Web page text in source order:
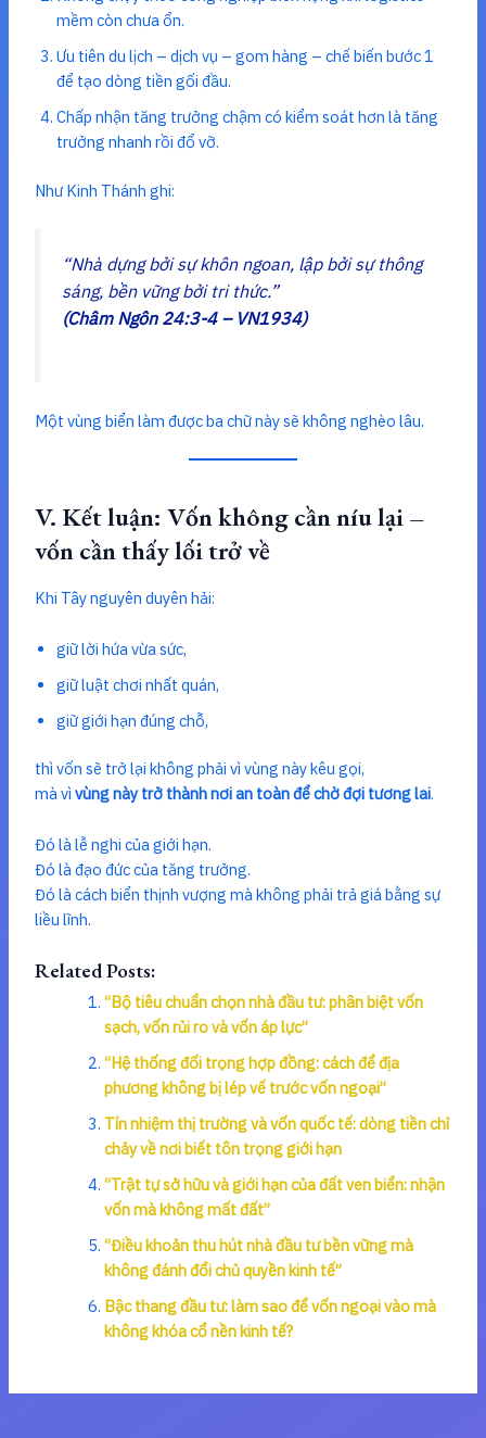
mềm còn chưa ổn.
Ưu tiên du lịch – dịch vụ – gom hàng – chế biến bước 1
để tạo dòng tiền gối đầu.
Chấp nhận tăng trưởng chậm có kiểm soát hơn là tăng
trưởng nhanh rồi đổ vỡ.
Như Kinh Thánh ghi:
“Nhà dựng bởi sự khôn ngoan, lập bởi sự thông
sáng, bền vững bởi tri thức.”
(Châm Ngôn 24:3-4 – VN1934)
Một vùng biển làm được ba chữ này sẽ không nghèo lâu.
V. Kết luận: Vốn không cần níu lại –
vốn cần thấy lối trở về
Khi Tây nguyên duyên hải:
giữ lời hứa vừa sức,
giữ luật chơi nhất quán,
giữ giới hạn đúng chỗ,
thì vốn sẽ trở lại không phải vì vùng này kêu gọi,
mà vì vùng này trở thành nơi an toàn để chờ đợi tương lai.
Đó là lễ nghi của giới hạn.
Đó là đạo đức của tăng trưởng.
Đó là cách biển thịnh vượng mà không phải trả giá bằng sự
liều lĩnh.
Related Posts:
“Bộ tiêu chuẩn chọn nhà đầu tư: phân biệt vốn
sạch, vốn rủi ro và vốn áp lực”
“Hệ thống đối trọng hợp đồng: cách để địa
phương không bị lép vế trước vốn ngoại”
Tín nhiệm thị trường và vốn quốc tế: dòng tiền chỉ
chảy về nơi biết tôn trọng giới hạn
“Trật tự sở hữu và giới hạn của đất ven biển: nhận
vốn mà không mất đất”
“Điều khoản thu hút nhà đầu tư bền vững mà
không đánh đổi chủ quyền kinh tế”
Bậc thang đầu tư: làm sao để vốn ngoại vào mà
không khóa cổ nền kinh tế?